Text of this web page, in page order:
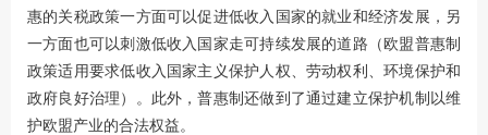
惠的关税政策一方面可以促进低收入国家的就业和经济发展，另
一方面也可以刺激低收入国家走可持续发展的道路（欧盟普惠制
政策适用要求低收入国家主义保护人权、劳动权利、环境保护和
政府良好治理）。此外，普惠制还做到了通过建立保护机制以维
护欧盟产业的合法权益。